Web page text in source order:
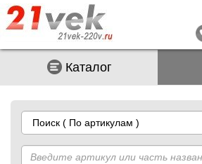
Каталог
Поиск ( По артикулам )